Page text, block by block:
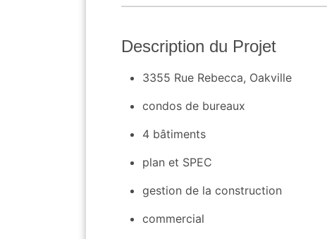
Description du Projet
3355 Rue Rebecca, Oakville
condos de bureaux
4 bâtiments
plan et SPEC
gestion de la construction
commercial